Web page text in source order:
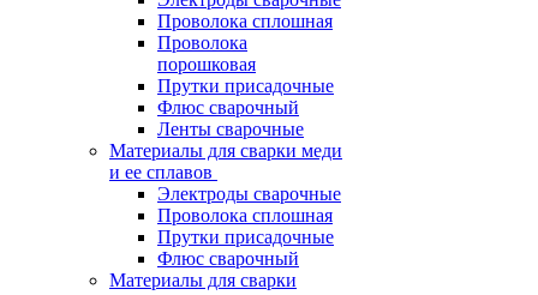
Проволока сплошная
Проволока
порошковая
Прутки присадочные
Флюс сварочный
Ленты сварочные
Материалы для сварки меди
и ее сплавов
Электроды сварочные
Проволока сплошная
Прутки присадочные
Флюс сварочный
Материалы для сварки